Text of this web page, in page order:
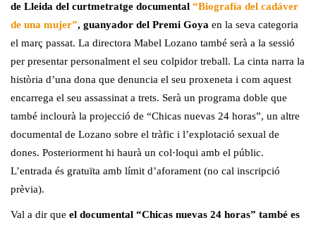
de Lleida del curtmetratge documental “Biografía del cadáver
de una mujer”, guanyador del Premi Goya en la seva categoria
el març passat. La directora Mabel Lozano també serà a la sessió
per presentar personalment el seu colpidor treball. La cinta narra la
història d’una dona que denuncia el seu proxeneta i com aquest
encarrega el seu assassinat a trets. Serà un programa doble que
també inclourà la projecció de “Chicas nuevas 24 horas”, un altre
documental de Lozano sobre el tràfic i l’explotació sexual de
dones. Posteriorment hi haurà un col·loqui amb el públic.
L’entrada és gratuïta amb límit d’aforament (no cal inscripció
prèvia).
Val a dir que el documental “Chicas nuevas 24 horas” també es